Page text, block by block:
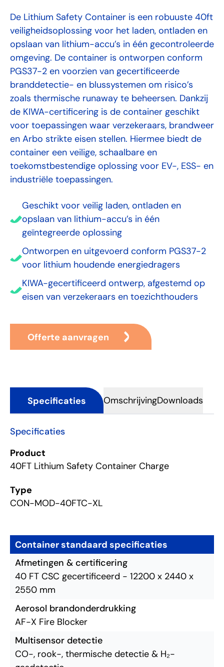
De Lithium Safety Container is een robuuste 40ft
veiligheidsoplossing voor het laden, ontladen en
opslaan van lithium-accu’s in één gecontroleerde
omgeving. De container is ontworpen conform
PGS37-2 en voorzien van gecertificeerde
branddetectie- en blussystemen om risico’s
zoals thermische runaway te beheersen. Dankzij
de KIWA-certificering is de container geschikt
voor toepassingen waar verzekeraars, brandweer
en Arbo strikte eisen stellen. Hiermee biedt de
container een veilige, schaalbare en
toekomstbestendige oplossing voor EV-, ESS- en
industriële toepassingen.
Geschikt voor veilig laden, ontladen en
opslaan van lithium-accu’s in één
geïntegreerde oplossing
Ontworpen en uitgevoerd conform PGS37-2
voor lithium houdende energiedragers
KIWA-gecertificeerd ontwerp, afgestemd op
eisen van verzekeraars en toezichthouders
Offerte aanvragen
Specificaties OmschrijvingDownloads
Specificaties
Product
40FT Lithium Safety Container Charge
Type
CON-MOD-40FTC-XL
Container standaard specificaties
Afmetingen & certificering
40 FT CSC gecertificeerd - 12200 x 2440 x
2550 mm
Aerosol brandonderdrukking
AF-X Fire Blocker
Multisensor detectie
CO-, rook-, thermische detectie & H₂-